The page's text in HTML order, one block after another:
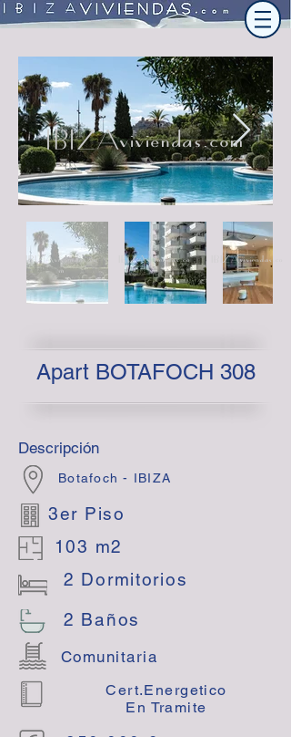
IBIZAviviendas.com
IBIZAviviendas.co
m
IBIZAviviendas.co
m
IBIZAviviendas.co
m
Apart BOTAFOCH 308
Descripción
Botafoch - IBIZA
3er Piso
103 m2
2 Dormitorios
2 Baños
Comunitaria
Cert.Energetico
En Tramite